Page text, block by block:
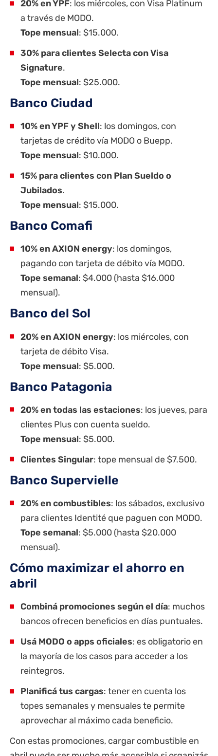
20% en YPF: los miércoles, con Visa Platinum
a través de MODO.
Tope mensual: $15.000.
30% para clientes Selecta con Visa
Signature.
Tope mensual: $25.000.
Banco Ciudad
10% en YPF y Shell: los domingos, con
tarjetas de crédito vía MODO o Buepp.
Tope mensual: $10.000.
15% para clientes con Plan Sueldo o
Jubilados.
Tope mensual: $15.000.
Banco Comafi
10% en AXION energy: los domingos,
pagando con tarjeta de débito vía MODO.
Tope semanal: $4.000 (hasta $16.000
mensual).
Banco del Sol
20% en AXION energy: los miércoles, con
tarjeta de débito Visa.
Tope mensual: $5.000.
Banco Patagonia
20% en todas las estaciones: los jueves, para
clientes Plus con cuenta sueldo.
Tope mensual: $5.000.
Clientes Singular: tope mensual de $7.500.
Banco Supervielle
20% en combustibles: los sábados, exclusivo
para clientes Identité que paguen con MODO.
Tope semanal: $5.000 (hasta $20.000
mensual).
Cómo maximizar el ahorro en
abril
Combiná promociones según el día: muchos
bancos ofrecen beneficios en días puntuales.
Usá MODO o apps oficiales: es obligatorio en
la mayoría de los casos para acceder a los
reintegros.
Planificá tus cargas: tener en cuenta los
topes semanales y mensuales te permite
aprovechar al máximo cada beneficio.
Con estas promociones, cargar combustible en